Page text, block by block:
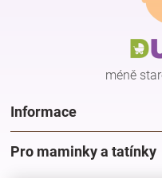
méně
Informace
Pro maminky a tatínky